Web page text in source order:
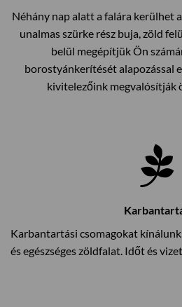
Néhány nap alatt a falára kerülhet
unalmas szürke rész buja, zöld
belül megépítjük Ön
borostyánkerítését alapozással
kivitelezőink megvalósítják
Karbantartási csomagokat
és egészséges zöldfalat. Időt és